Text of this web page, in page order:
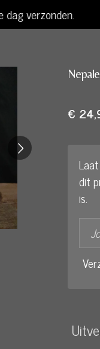
dag verzonden.
€
dit
is.